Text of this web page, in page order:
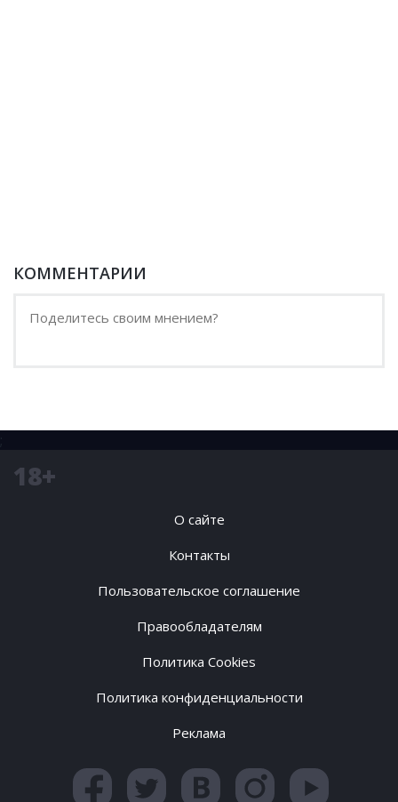
КОММЕНТАРИИ
;
18+
О сайте
Контакты
Пользовательское соглашение
Правообладателям
Политика Cookies
Политика конфиденциальности
Реклама